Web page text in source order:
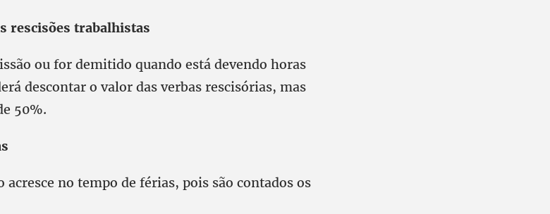
rescisões trabalhistas
ou for demitido quando está devendo horas
descontar o valor das verbas rescisórias, mas
50%.
no tempo de férias, pois são contados os